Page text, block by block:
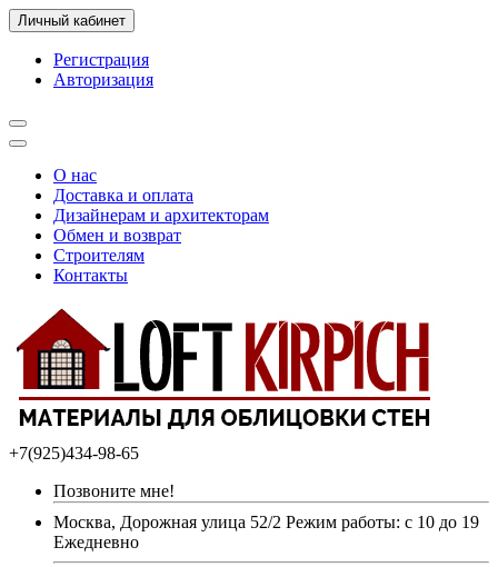
Личный кабинет
Регистрация
Авторизация
О нас
Доставка и оплата
Дизайнерам и архитекторам
Обмен и возврат
Строителям
Контакты
+7(925)434-98-65
Позвоните мне!
Москва, Дорожная улица 52/2 Режим работы: с 10 до 19
Ежедневно